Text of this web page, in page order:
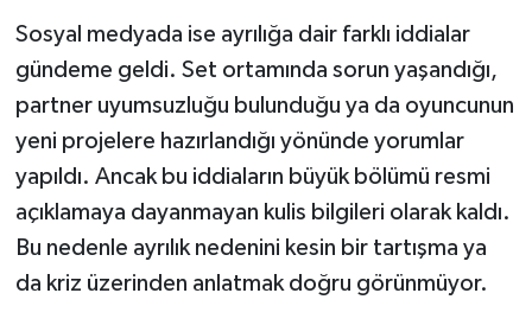
Sosyal medyada ise ayrılığa dair farklı iddialar
gündeme geldi. Set ortamında sorun yaşandığı,
partner uyumsuzluğu bulunduğu ya da oyuncunun
yeni projelere hazırlandığı yönünde yorumlar
yapıldı. Ancak bu iddiaların büyük bölümü resmi
açıklamaya dayanmayan kulis bilgileri olarak kaldı.
Bu nedenle ayrılık nedenini kesin bir tartışma ya
da kriz üzerinden anlatmak doğru görünmüyor.